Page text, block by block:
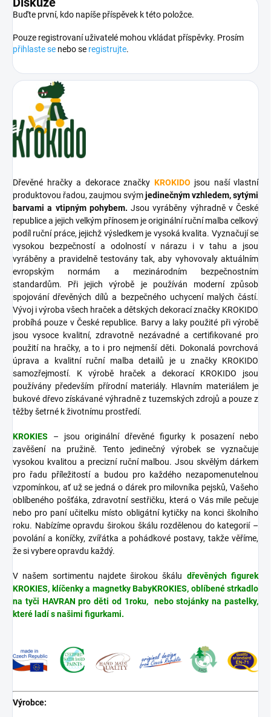
Buďte první, kdo napíše příspěvek k této položce.
Pouze registrovaní uživatelé mohou vkládat příspěvky. Prosím
přihlaste se nebo se registrujte.
Dřevěné hračky a dekorace značky KROKIDO jsou naší vlastní
produktovou řadou, zaujmou svýmjedinečným vzhledem, sytými
barvami a vtipným pohybem. Jsou vyráběny výhradně v České
republice a jejich velkým přínosem je originální ruční malba celkový
podíl ruční práce, jejichž výsledkem je vysoká kvalita. Vyznačují se
vysokou bezpečností a odolností v nárazu i v tahu a jsou
vyráběny a pravidelně testovány tak, aby vyhovovaly aktuálním
evropským normám a mezinárodním bezpečnostním
standardům. Při jejich výrobě je používán moderní způsob
spojování dřevěných dílů a bezpečného uchycení malých částí.
Vývoj i výroba všech hraček a dětských dekorací značky KROKIDO
probíhá pouze v České republice. Barvy a laky použité při výrobě
jsou vysoce kvalitní, zdravotně nezávadné a certifikované pro
použití na hračky, a to i pro nejmenší děti. Dokonalá povrchová
úprava a kvalitní ruční malba detailů je u značky KROKIDO
samozřejmostí. K výrobě hraček a dekorací KROKIDO jsou
používány především přírodní materiály. Hlavním materiálem je
bukové dřevo získávané výhradně z tuzemských zdrojů a pouze z
těžby šetrné k životnímu prostředí.
KROKIES
– jsou originální dřevěné figurky k posazení nebo
zavěšení na pružině. Tento jedinečný výrobek se vyznačuje
vysokou kvalitou a precizní ruční malbou. Jsou skvělým dárkem
pro řadu příležitostí a budou pro každého nezapomenutelnou
vzpomínkou, ať už se jedná o dárek pro milovníka pejsků, Vašeho
oblíbeného pošťáka, zdravotní sestřičku, která o Vás mile pečuje
nebo pro paní učitelku místo obligátní kytičky na konci školního
roku. Nabízíme opravdu širokou škálu rozdělenou do kategorií –
povolání a koníčky, zvířátka a pohádkové postavy, takže věříme,
že si vybere opravdu každý.
V našem sortimentu najdete širokou škálu dřevěných figurek
KROKIES, klíčenky a magnetky BabyKROKIES, oblíbené strkadlo
na tyči HAVRAN pro děti od 1roku, nebo stojánky na pastelky,
které ladí s našimi figurkami.
Výrobce: